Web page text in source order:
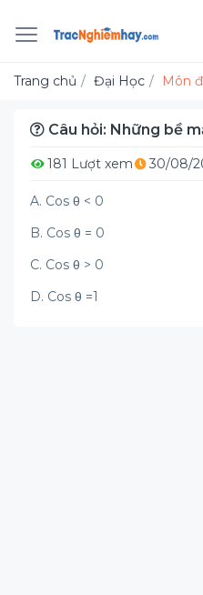
Trang chủ Đại Học Môn
Câu hỏi: Những bề
181 Lượt xem 30/08/
A. Cos θ < 0
B. Cos θ = 0
C. Cos θ > 0
D. Cos θ =1